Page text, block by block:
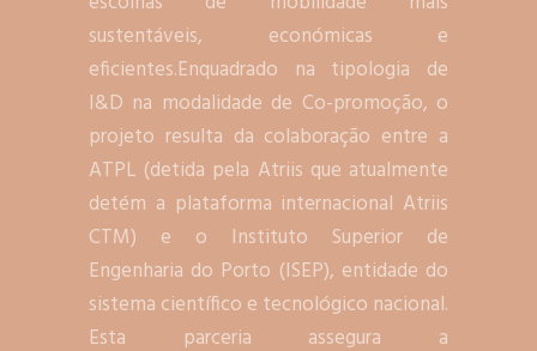
sustentáveis, económicas e
eficientes.Enquadrado na tipologia de
I&D na modalidade de Co-promoção, o
projeto resulta da colaboração entre a
ATPL (detida pela Atriis que atualmente
detém a plataforma internacional Atriis
CTM) e o Instituto Superior de
Engenharia do Porto (ISEP), entidade do
sistema científico e tecnológico nacional.
Esta parceria assegura a